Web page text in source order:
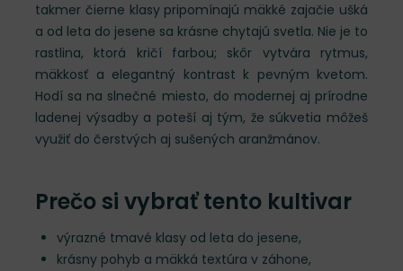
takmer čierne klasy pripomínajú mäkké zajačie ušká
a od leta do jesene sa krásne chytajú svetla. Nie je to
rastlina, ktorá kričí farbou; skôr vytvára rytmus,
mäkkosť a elegantný kontrast k pevným kvetom.
Hodí sa na slnečné miesto, do modernej aj prírodne
ladenej výsadby a poteší aj tým, že súkvetia môžeš
využiť do čerstvých aj sušených aranžmánov.
Prečo si vybrať tento kultivar
výrazné tmavé klasy od leta do jesene,
krásny pohyb a mäkká textúra v záhone,